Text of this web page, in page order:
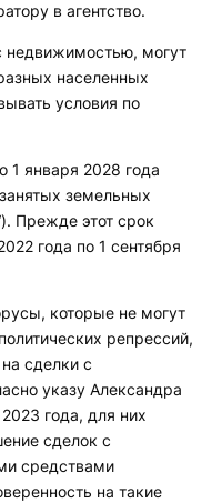
в агентство.
недвижимостью, могут
населенных
условия по
1 января 2028 года
земельных
Прежде этот срок
года по 1 сентября
которые не могут
репрессий,
сделки с
указу Александра
года, для них
сделок с
средствами
на такие